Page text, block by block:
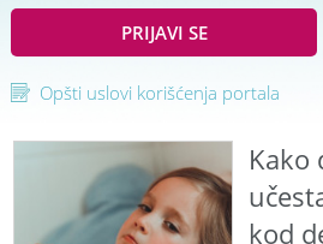
PRIJAVI SE
Opšti uslovi korišćenja portala
Kako
kod